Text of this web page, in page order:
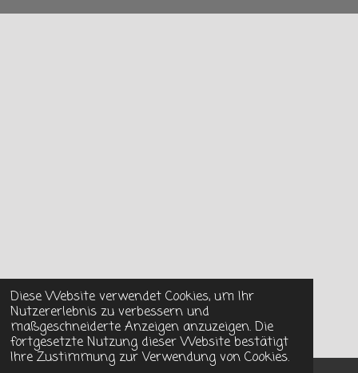
Diese Website verwendet Cookies, um Ihr
Nutzererlebnis zu verbessern und
maßgeschneiderte Anzeigen anzuzeigen. Die
fortgesetzte Nutzung dieser Website bestätigt
Ihre Zustimmung zur Verwendung von Cookies.